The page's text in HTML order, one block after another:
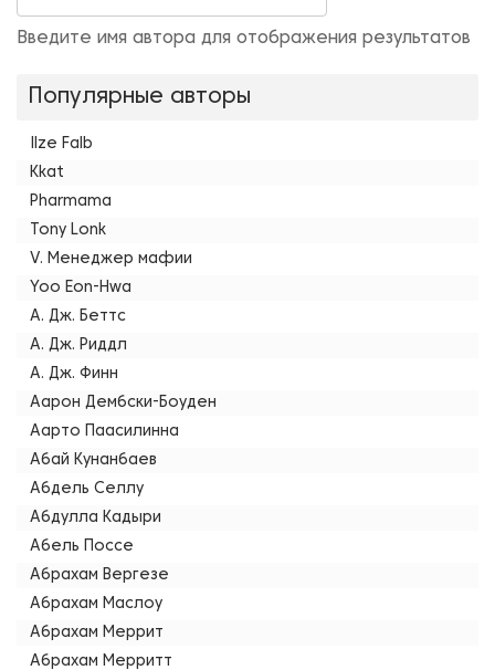
Введите имя автора для отображения результатов
Популярные авторы
Ilze Falb
Kkat
Pharmama
Tony Lonk
V. Менеджер мафии
Yoo Eon-Hwa
А. Дж. Беттс
А. Дж. Риддл
А. Дж. Финн
Аарон Дембски-Боуден
Аарто Паасилинна
Абай Кунанбаев
Абдель Селлу
Абдулла Кадыри
Абель Поссе
Абрахам Вергезе
Абрахам Маслоу
Абрахам Меррит
Абрахам Мерритт